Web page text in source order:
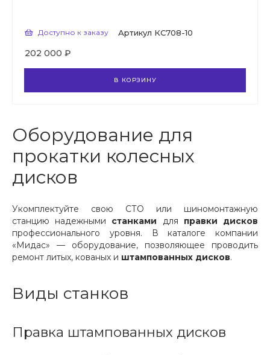
Доступно к заказу Артикул КС708-10
202 000 ₽
В КОРЗИНУ
Оборудование для
прокатки колесных
дисков
Укомплектуйте свою СТО или шиномонтажную
станцию надежными станками для правки дисков
профессионального уровня. В каталоге компании
«Мидас» — оборудование, позволяющее проводить
ремонт литых, кованых и штампованных дисков.
Виды станков
Правка штампованных дисков